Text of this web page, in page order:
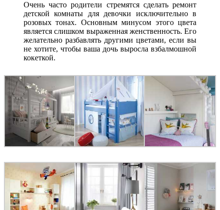
Очень часто родители стремятся сделать ремонт
детской комнаты для девочки исключительно в
розовых тонах. Основным минусом этого цвета
является слишком выраженная женственность. Его
желательно разбавлять другими цветами, если вы
не хотите, чтобы ваша дочь выросла взбалмошной
кокеткой.